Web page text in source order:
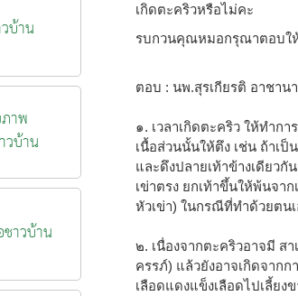
เกิดตะคริวหรือไม่คะ
รบกวนคุณหมอกรุณาตอบใ
ตอบ : นพ.สุรเกียรติ อาชาน
๑. เวลาเกิดตะคริว ให้ทำก
เนื้อส่วนนั้นให้ตึง เช่น ถ้าเ
และดึงปลายเท้าข้างเดียว
เข่าตรง ยกเท้าขึ้นให้พ้นจา
หัวเข่า) ในกรณีที่ทำด้วยตน
๒. เนื่องจากตะคริวอาจมี ส
ครรภ์) แล้วยังอาจเกิดจากก
เลือดแดงแข็งเลือดไปเลี้ย
บ้าน
าพ
วบ้าน
าวบ้าน